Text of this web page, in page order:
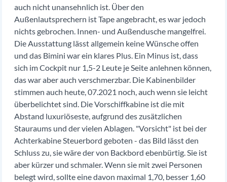
auch nicht unansehnlich ist. Über den
Außenlautsprechern ist Tape angebracht, es war jedoch
nichts gebrochen. Innen- und Außendusche mangelfrei.
Die Ausstattung lässt allgemein keine Wünsche offen
und das Bimini war ein klares Plus. Ein Minus ist, dass
sich im Cockpit nur 1,5-2 Leute je Seite anlehnen können,
das war aber auch verschmerzbar. Die Kabinenbilder
stimmen auch heute, 07.2021 noch, auch wenn sie leicht
überbelichtet sind. Die Vorschiffkabine ist die mit
Abstand luxuriöseste, aufgrund des zusätzlichen
Stauraums und der vielen Ablagen. "Vorsicht" ist bei der
Achterkabine Steuerbord geboten - das Bild lässt den
Schluss zu, sie wäre der von Backbord ebenbürtig. Sie ist
aber kürzer und schmaler. Wenn sie mit zwei Personen
belegt wird, sollte eine davon maximal 1,70, besser 1,60